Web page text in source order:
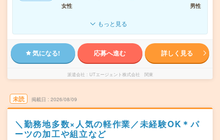
女性
男性
もっと見る
気になる! 応募へ進む 詳しく見る
派遣会社 UTエージェント株式会社 関東
未読 掲載日 2026/08/09
＼勤務地多数×人気の軽作業／未経験OK＊パ
ーツの加工や組立など